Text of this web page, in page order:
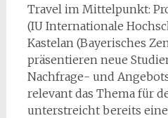
Travel im Mittelpunkt:
(IU Internationale
Kastelan (Bayerisches
präsentieren neue
Nachfrage- und
relevant das Thema für
unterstreicht bereits